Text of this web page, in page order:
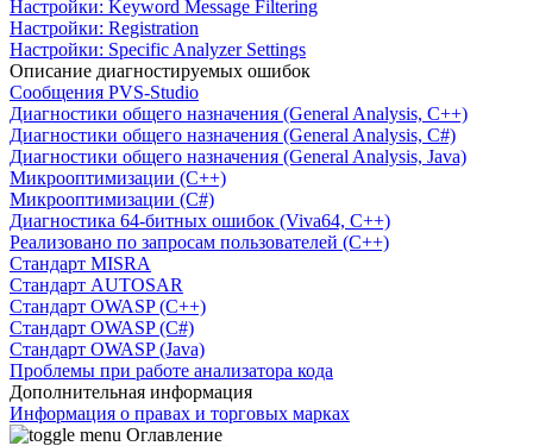
Настройки: Keyword Message Filtering
Настройки: Registration
Настройки: Specific Analyzer Settings
Описание диагностируемых ошибок
Сообщения PVS-Studio
Диагностики общего назначения (General Analysis, C++)
Диагностики общего назначения (General Analysis, C#)
Диагностики общего назначения (General Analysis, Java)
Микрооптимизации (C++)
Микрооптимизации (C#)
Диагностика 64-битных ошибок (Viva64, C++)
Реализовано по запросам пользователей (C++)
Cтандарт MISRA
Стандарт AUTOSAR
Стандарт OWASP (C++)
Стандарт OWASP (C#)
Стандарт OWASP (Java)
Проблемы при работе анализатора кода
Дополнительная информация
Информация о правах и торговых марках
Оглавление